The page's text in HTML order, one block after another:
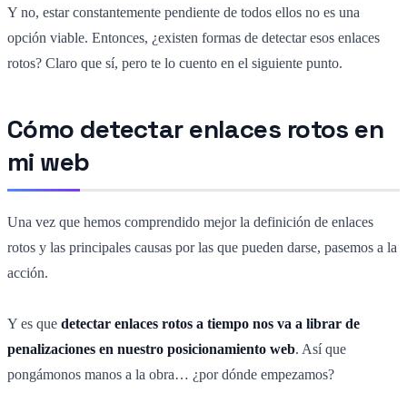
Y no, estar constantemente pendiente de todos ellos no es una
opción viable. Entonces, ¿existen formas de detectar esos enlaces
rotos? Claro que sí, pero te lo cuento en el siguiente punto.
Cómo detectar enlaces rotos en
mi web
Una vez que hemos comprendido mejor la definición de enlaces
rotos y las principales causas por las que pueden darse, pasemos a la
acción.
Y es que detectar enlaces rotos a tiempo nos va a librar de
penalizaciones en nuestro posicionamiento web. Así que
pongámonos manos a la obra… ¿por dónde empezamos?